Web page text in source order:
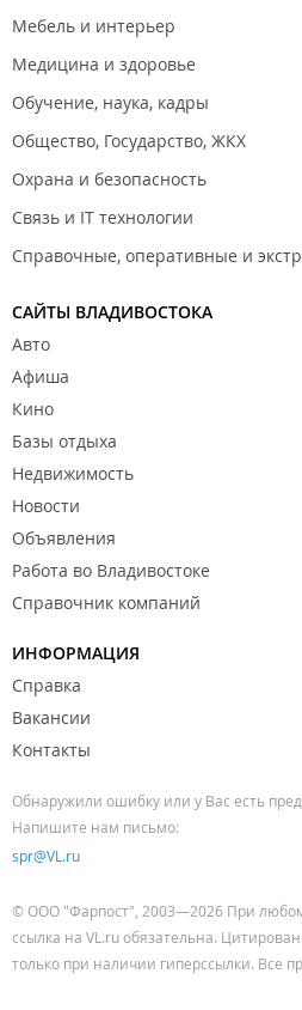
Мебель и интерьер
Медицина и здоровье
Обучение, наука, кадры
Общество, Государство, ЖКХ
Охрана и безопасность
Связь и IT технологии
Справочные, оперативные и
САЙТЫ ВЛАДИВОСТОКА
Авто
Афиша
Кино
Базы отдыха
Недвижимость
Новости
Объявления
Работа во Владивостоке
Справочник компаний
ИНФОРМАЦИЯ
Справка
Вакансии
Контакты
Обнаружили ошибку или у Вас есть
Напишите нам письмо:
spr@VL.ru
© ООО "Фарпост", 2003—2026 При
ссылка на VL.ru обязательна.
только при наличии гиперссылки. Все